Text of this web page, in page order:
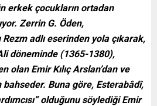
erkek çocukların ortadan
Zerrin G. Öden,
adlı eserinden yola çıkarak,
döneminde (1365-1380),
olan Emir Kılıç Arslan’dan ve
bahseder. Buna göre, Esterabâdî,
olduğunu söylediği Emir